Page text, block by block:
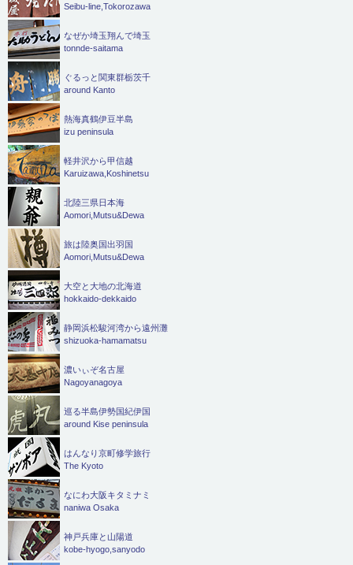
Seibu-line,Tokorozawa
なぜか埼玉翔んで埼玉
tonnde-saitama
ぐるっと関東群栃茨千
around Kanto
熱海真鶴伊豆半島
izu peninsula
軽井沢から甲信越
Karuizawa,Koshinetsu
北陸三県日本海
Aomori,Mutsu&Dewa
旅は陸奥国出羽国
Aomori,Mutsu&Dewa
大空と大地の北海道
hokkaido-dekkaido
静岡浜松駿河湾から遠州灘
shizuoka-hamamatsu
濃いぃぞ名古屋
Nagoyanagoya
巡る半島伊勢国紀伊国
around Kise peninsula
はんなり京町修学旅行
The Kyoto
なにわ大阪キタミナミ
naniwa Osaka
神戸兵庫と山陽道
kobe-hyogo,sanyodo